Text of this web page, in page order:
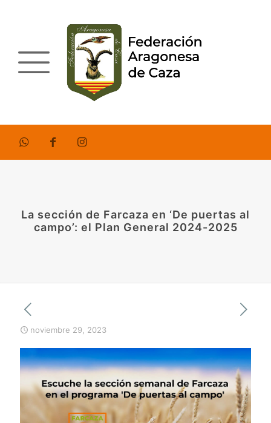
La sección de Farcaza en ‘De puertas al
campo’: el Plan General 2024-2025
noviembre 29, 2023